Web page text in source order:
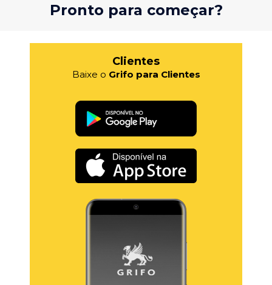
Pronto para começar?
Clientes
Baixe o Grifo para Clientes